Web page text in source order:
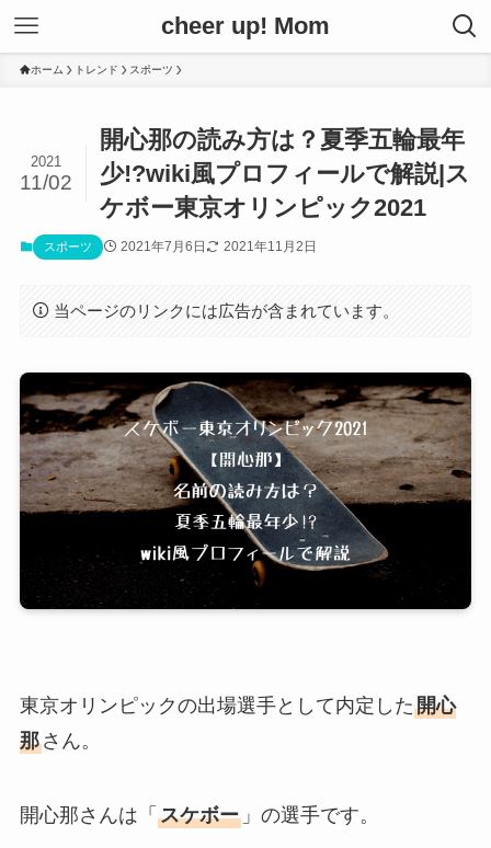
cheer up! Mom
ホーム トレンド スポーツ
開心那の読み方は？夏季五輪最年
少!?wiki風プロフィールで解説|ス
ケボー東京オリンピック2021
2021
11/02
スポーツ 2021年7月6日 2021年11月2日
当ページのリンクには広告が含まれています。
東京オリンピックの出場選手として内定した開心
那さん。
開心那さんは「 スケボー」の選手です。